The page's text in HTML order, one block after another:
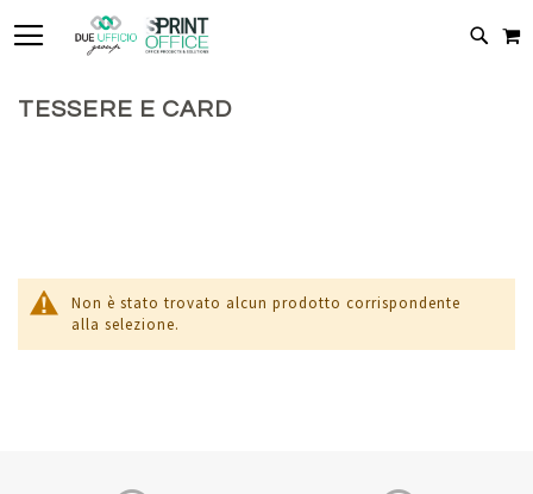
CERCA
TESSERE E CARD
Non è stato trovato alcun prodotto corrispondente
alla selezione.